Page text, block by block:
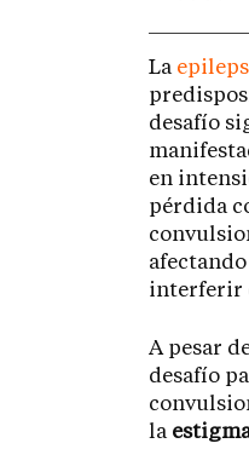
La
desafío
en
pérdida
interferir
A pesar
desafío
la